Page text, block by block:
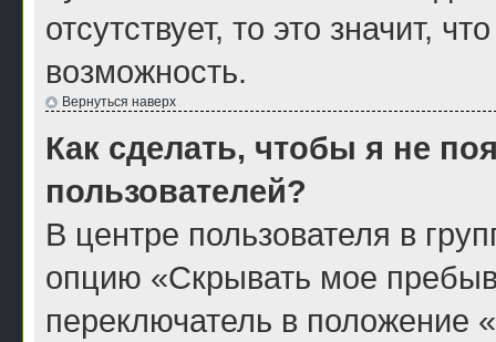
отсутствует, то это значит,
возможность.
Вернуться наверх
Как сделать, чтобы я не
пользователей?
В центре пользователя в
опцию «Скрывать мое
переключатель в положение